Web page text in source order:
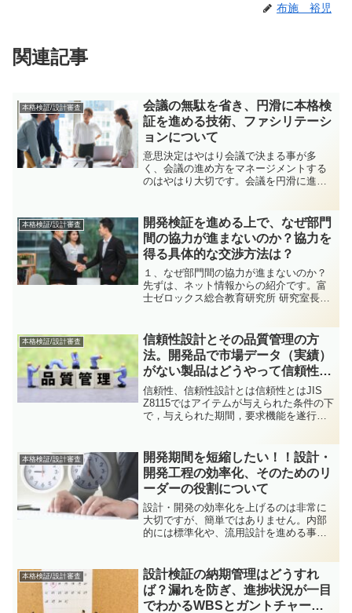
布施 裕児
関連記事
本格検証/設計審査
会議の無駄を省き、円滑に本格検
証を進める技術、ファシリテーシ
ョンについて
意思決定はやはり会議で決まる事が多
く、会議の進め方をマネージメントする
のはやはり大切です。会議を円滑に進め
ーションで大切と思う事を紹介したいと
思います。会議を進める上での...
本格検証/設計審査
開発検証を進める上で、なぜ部門
間の協力が進まないのか？協力を
得る具体的な交渉方法は？
１、なぜ部門間の協力が進まないのか？
先ずは、ネット情報からの紹介です。富
士ゼロックス総合教育研究所 研究室長／
かかわる調査報告『人材開発白書』なぜ
部門間の協力が...
本格検証/設計審査
信頼性設計とその品質管理の方
法。開発品で市場データ（実績）
がない製品はどうやって信頼性を
設計すれば良いのか？
信頼性、信頼性設計とは信頼性とはJIS
Z8115ではアイテムが与えられた条件の下
で，与えられた期間，要求機能を遂行で
に設計する事と言えます。従って、必要
な期間（目標寿...
本格検証/設計審査
開発期間を短縮したい！！設計・
開発工程の効率化、そのためのリ
ーダーの役割について
設計・開発の効率化を上げるのは非常に
大切ですが、簡単ではありません。内部
的には標準化や、流用設計を進める事
いずれもリーダーでないと対応できない
問題であると思います。具体...
本格検証/設計審査
設計検証の納期管理はどうすれ
ば？漏れを防ぎ、進捗状況が一目
でわかるWBSとガントチャート